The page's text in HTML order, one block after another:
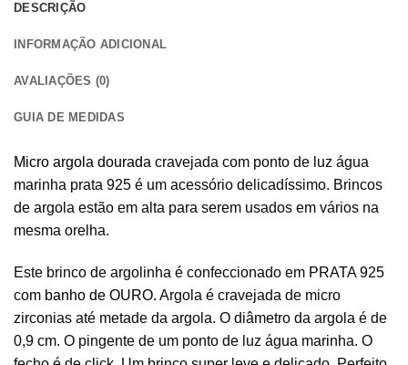
DESCRIÇÃO
INFORMAÇÃO ADICIONAL
AVALIAÇÕES (0)
GUIA DE MEDIDAS
Micro argola dourada cravejada com ponto de luz água
marinha prata 925 é um acessório delicadíssimo. Brincos
de argola estão em alta para serem usados em vários na
mesma orelha.
Este brinco de argolinha é confeccionado em PRATA 925
com banho de OURO. Argola é cravejada de micro
zirconias até metade da argola. O diâmetro da argola é de
0,9 cm. O pingente de um ponto de luz água marinha. O